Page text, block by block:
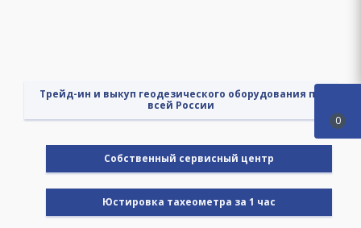
Трейд-ин и выкуп геодезического оборудования по
всей России
Cобственный сервисный центр
Юстировка тахеометра за 1 час
0